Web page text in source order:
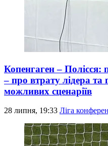
Копенгаген – Полісся:
– про втрату лідера та
можливих сценаріїв
28 липня, 19:33 Ліга